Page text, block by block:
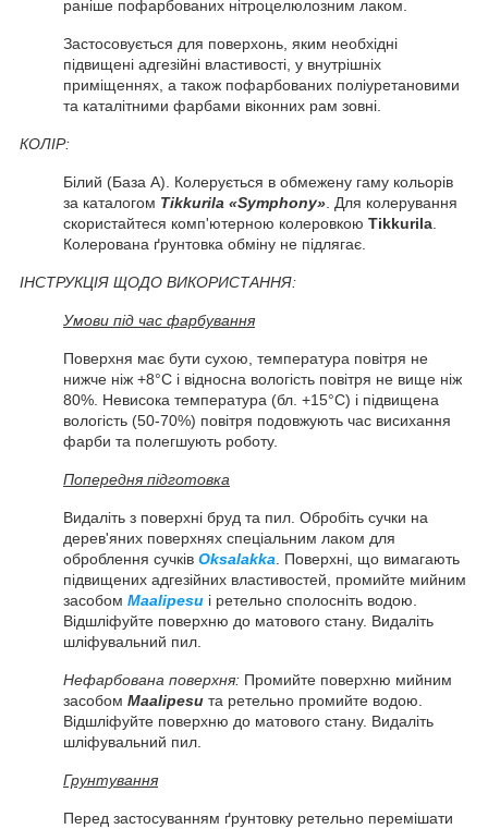
раніше пофарбованих нітроцелюлозним лаком.
Застосовується для поверхонь, яким необхідні
підвищені адгезійні властивості, у внутрішніх
приміщеннях, а також пофарбованих поліуретановими
та каталітними фарбами віконних рам зовні.
КОЛІР:
Білий (База А). Колерується в обмежену гаму кольорів
за каталогом Tikkurila «Symphony». Для колерування
скористайтеся комп'ютерною колеровкою Tikkurila.
Колерована ґрунтовка обміну не підлягає.
ІНСТРУКЦІЯ ЩОДО ВИКОРИСТАННЯ:
Умови під час фарбування
Поверхня має бути сухою, температура повітря не
нижче ніж +8°C і відносна вологість повітря не вище ніж
80%. Невисока температура (бл. +15°C) і підвищена
вологість (50-70%) повітря подовжують час висихання
фарби та полегшують роботу.
Попередня підготовка
Видаліть з поверхні бруд та пил. Обробіть сучки на
дерев'яних поверхнях спеціальним лаком для
оброблення сучків Oksalakka. Поверхні, що вимагають
підвищених адгезійних властивостей, промийте мийним
засобом Maalipesu і ретельно сполосніть водою.
Відшліфуйте поверхню до матового стану. Видаліть
шліфувальний пил.
Нефарбована поверхня: Промийте поверхню мийним
засобом Maalipesu та ретельно промийте водою.
Відшліфуйте поверхню до матового стану. Видаліть
шліфувальний пил.
Грунтування
Перед застосуванням ґрунтовку ретельно перемішати